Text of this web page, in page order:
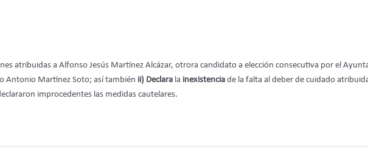
atribuidas a Alfonso Jesús Martínez Alcázar, otrora candidato a elección consecutiva por el
Antonio Martínez Soto; así también ii) Declara la inexistencia de la falta al deber de cuidado
improcedentes las medidas cautelares.